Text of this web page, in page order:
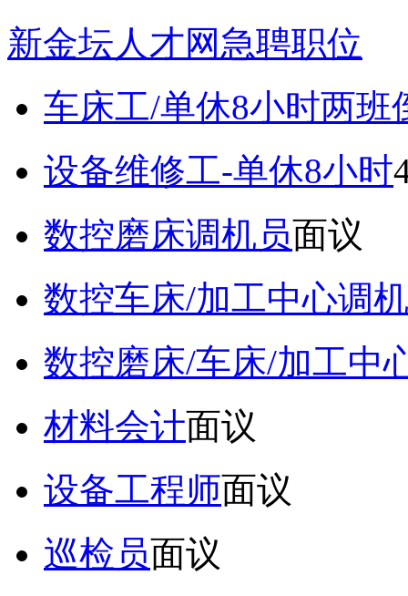
新金坛人才网急聘职位
车床工/单休8小时两班
设备维修工-单休8小时
数控磨床调机员面议
数控车床/加工中心调
数控磨床/车床/加工中
材料会计面议
设备工程师面议
巡检员面议